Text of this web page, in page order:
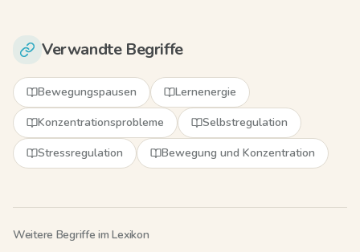
Verwandte Begriffe
Bewegungspausen
Lernenergie
Konzentrationsprobleme
Selbstregulation
Stressregulation
Bewegung und Konzentration
Weitere Begriffe im Lexikon